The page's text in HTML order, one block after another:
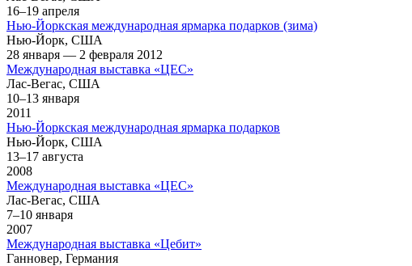
16–19 апреля
Нью-Йоркская международная ярмарка подарков (зима)
Нью-Йорк, США
28 января — 2 февраля 2012
Международная выставка «ЦЕС»
Лас-Вегас, США
10–13 января
2011
Нью-Йоркская международная ярмарка подарков
Нью-Йорк, США
13–17 августа
2008
Международная выставка «ЦЕС»
Лас-Вегас, США
7–10 января
2007
Международная выставка «Цебит»
Ганновер, Германия